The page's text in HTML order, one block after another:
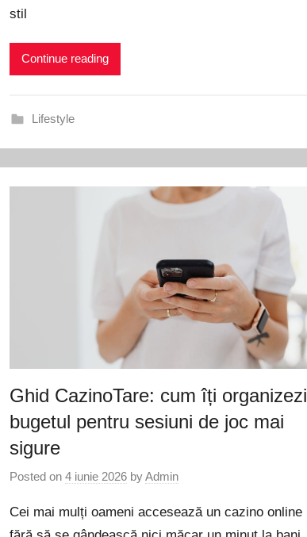
stil
Continue reading
Lifestyle
Ghid CazinoTare: cum îți organizezi
bugetul pentru sesiuni de joc mai
sigure
Posted on4 iunie 2026 byAdmin
Cei mai mulți oameni accesează un cazino online